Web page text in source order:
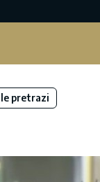
pretrazi